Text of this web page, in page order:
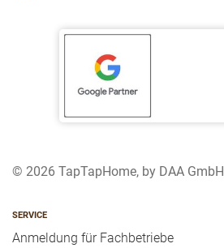
© 2026 TapTapHome, by DAA GmbH
SERVICE
Anmeldung für Fachbetriebe